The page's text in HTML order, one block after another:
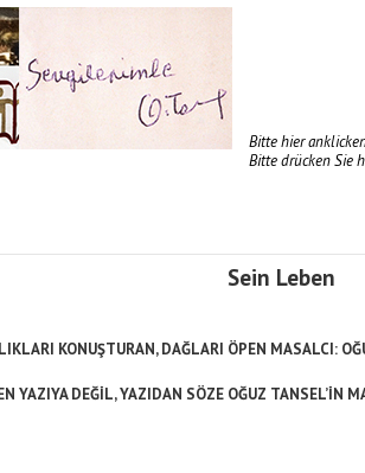
Bitte hier
Bitte drücken Sie
Sein Leben
KONUŞTURAN, DAĞLARI ÖPEN MASALCI:
YAZIYA DEĞİL, YAZIDAN SÖZE OĞUZ TANSEL’İN